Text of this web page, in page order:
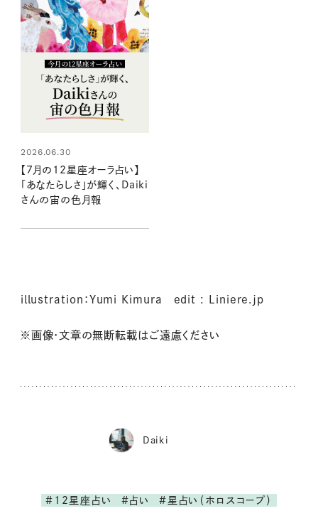
2026.06.30
【7月の12星座オーラ占い】
「あなたらしさ」が輝く、Daiki
さんの宙の色月報
illustration：Yumi Kimura edit : Liniere.jp
※画像・文章の無断転載はご遠慮ください
Daiki
#12星座占い #占い #星占い（ホロスコープ）